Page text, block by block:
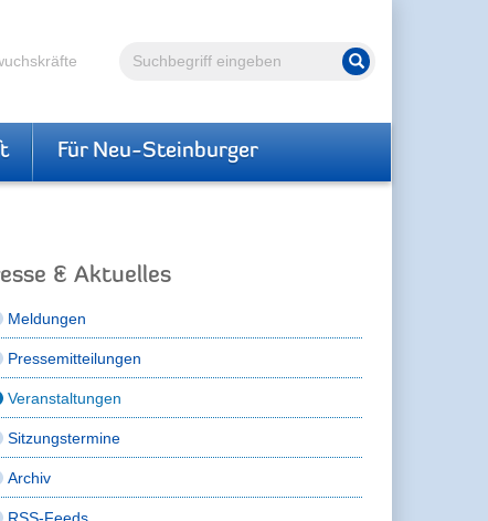
Volltextsuche Suche starten
Für Neu-Steinburger
& Aktuelles
Meldungen
Pressemitteilungen
Veranstaltungen
Sitzungstermine
Archiv
RSS-Feeds